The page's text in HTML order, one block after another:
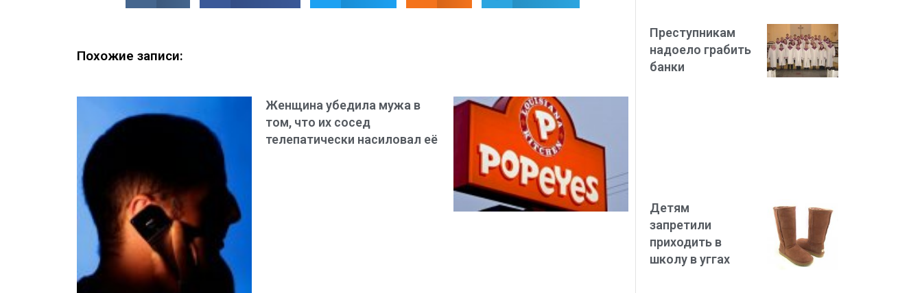
Похожие записи:
Женщина убедила мужа в
том, что их сосед
телепатически насиловал её
Преступникам
надоело грабить
банки
Детям
запретили
приходить в
школу в уггах